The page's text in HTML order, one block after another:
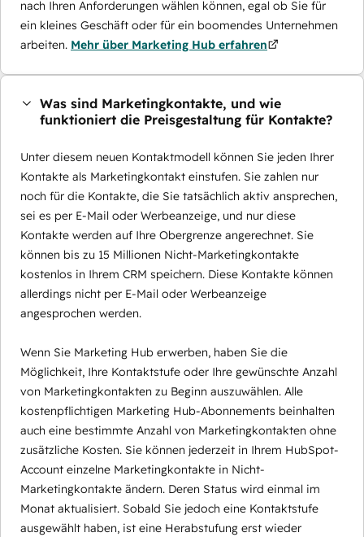
nach Ihren Anforderungen wählen können, egal ob Sie für
ein kleines Geschäft oder für ein boomendes Unternehmen
arbeiten. Mehr über Marketing Hub erfahren
Was sind Marketingkontakte, und wie
funktioniert die Preisgestaltung für Kontakte?
Unter diesem neuen Kontaktmodell können Sie jeden Ihrer
Kontakte als Marketingkontakt einstufen. Sie zahlen nur
noch für die Kontakte, die Sie tatsächlich aktiv ansprechen,
sei es per E-Mail oder Werbeanzeige, und nur diese
Kontakte werden auf Ihre Obergrenze angerechnet. Sie
können bis zu 15 Millionen Nicht-Marketingkontakte
kostenlos in Ihrem CRM speichern. Diese Kontakte können
allerdings nicht per E-Mail oder Werbeanzeige
angesprochen werden.
Wenn Sie Marketing Hub erwerben, haben Sie die
Möglichkeit, Ihre Kontaktstufe oder Ihre gewünschte Anzahl
von Marketingkontakten zu Beginn auszuwählen. Alle
kostenpflichtigen Marketing Hub-Abonnements beinhalten
auch eine bestimmte Anzahl von Marketingkontakten ohne
zusätzliche Kosten. Sie können jederzeit in Ihrem HubSpot-
Account einzelne Marketingkontakte in Nicht-
Marketingkontakte ändern. Deren Status wird einmal im
Monat aktualisiert. Sobald Sie jedoch eine Kontaktstufe
ausgewählt haben, ist eine Herabstufung erst wieder